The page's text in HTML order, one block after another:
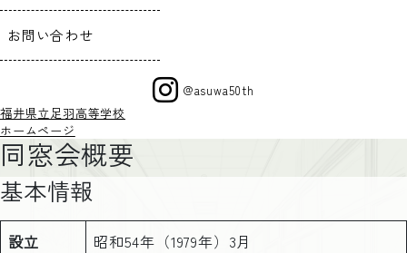
お問い合わせ
@asuwa50th
福井県立足羽高等学校
ホームページ
同窓会概要
基本情報
設立 昭和54年（1979年）3月